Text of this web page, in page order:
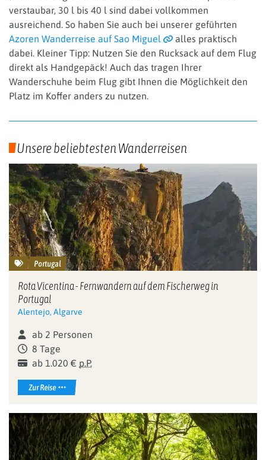
verstaubar, 30 l bis 40 l sind dabei vollkommen
ausreichend. So haben Sie auch bei unserer geführten
Azoren Wanderreise auf Sao Miguel
alles praktisch
dabei. Kleiner Tipp: Nutzen Sie den Rucksack auf dem Flug
direkt als Handgepäck! Auch das tragen Ihrer
Wanderschuhe beim Flug gibt Ihnen die Möglichkeit den
Platz im Koffer anders zu nutzen.
Unsere beliebtesten Wanderreisen
Portugal
Rota Vicentina - Fernwandern auf dem Fischerweg in
Portugal
Alentejo, Algarve
ab 2 Personen
8 Tage
ab 1.020 € p.P.
Zur Reise